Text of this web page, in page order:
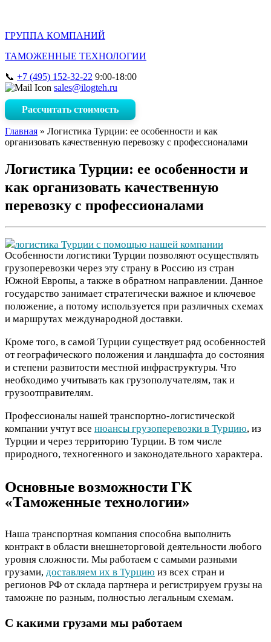
ГРУППА КОМПАНИЙ
ТАМОЖЕННЫЕ ТЕХНОЛОГИИ
+7 (495) 152-32-22 9:00-18:00
sales@ilogteh.ru
Рассчитать стоимость
Главная » Логистика Турции: ее особенности и как
организовать качественную перевозку с профессионалами
Логистика Турции: ее особенности и
как организовать качественную
перевозку с профессионалами
Особенности логистики Турции позволяют осуществлять
грузоперевозки через эту страну в Россию из стран
Южной Европы, а также в обратном направлении. Данное
государство занимает стратегически важное и ключевое
положение, а потому используется при различных схемах
и маршрутах международной доставки.
Кроме того, в самой Турции существует ряд особенностей
от географического положения и ландшафта до состояния
и степени развитости местной инфраструктуры. Что
необходимо учитывать как грузополучателям, так и
грузоотправителям.
Профессионалы нашей транспортно-логистической
компании учтут все нюансы грузоперевозки в Турцию, из
Турции и через территорию Турции. В том числе
природного, техногенного и законодательного характера.
Основные возможности ГК
«Таможенные технологии»
Наша транспортная компания способна выполнить
контракт в области внешнеторговой деятельности любого
уровня сложности. Мы работаем с самыми разными
грузами, доставляем их в Турцию из всех стран и
регионов РФ от склада партнера и регистрируем грузы на
таможне по разным, полностью легальным схемам.
С какими грузами мы работаем